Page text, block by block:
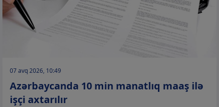
07 avq 2026, 10:49
Azərbaycanda 10 min manatlıq maaş ilə
işçi axtarılır